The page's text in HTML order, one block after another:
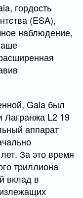
гордость
(ESA),
наблюдение,
Gaia был
Лагранжа L2 19
аппарат
За это время
триллиона
вклад в